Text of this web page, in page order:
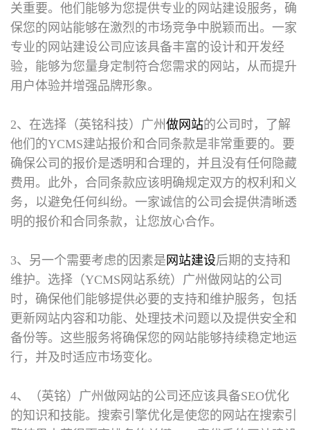
关重要。他们能够为您提供专业的网站建设服务，确
保您的网站能够在激烈的市场竞争中脱颖而出。一家
专业的网站建设公司应该具备丰富的设计和开发经
验，能够为您量身定制符合您需求的网站，从而提升
用户体验并增强品牌形象。
2、在选择（英铭科技）广州 做网站的公司时，了解
他们的YCMS建站报价和合同条款是非常重要的。要
确保公司的报价是透明和合理的，并且没有任何隐藏
费用。此外，合同条款应该明确规定双方的权利和义
务，以避免任何纠纷。一家诚信的公司会提供清晰透
明的报价和合同条款，让您放心合作。
3、另一个需要考虑的因素是 网站建设后期的支持和
维护。选择（YCMS网站系统）广州做网站的公司
时，确保他们能够提供必要的支持和维护服务，包括
更新网站内容和功能、处理技术问题以及提供安全和
备份等。这些服务将确保您的网站能够持续稳定地运
行，并及时适应市场变化。
4、（英铭）广州做网站的公司还应该具备SEO优化
的知识和技能。搜索引擎优化是使您的网站在搜索引